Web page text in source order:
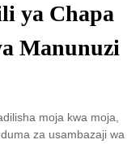
ya Chapa
Manunuzi
moja kwa moja,
za usambazaji wa